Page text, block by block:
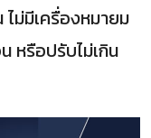
ม่มีเครื่องหมายม
หรือปรับไม่เกิน